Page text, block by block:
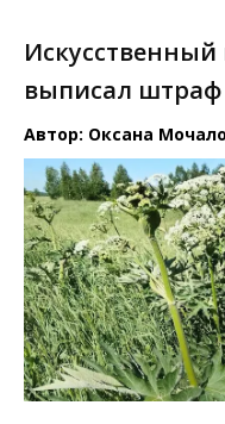
выписал
Автор: Оксана